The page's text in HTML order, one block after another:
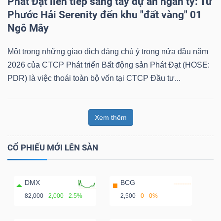
Phước Hải Serenity đến khu "đất vàng" 01
Ngô Mây
Một trong những giao dịch đáng chú ý trong nửa đầu năm
2026 của CTCP Phát triển Bất động sản Phát Đạt (HOSE:
PDR) là việc thoái toàn bộ vốn tại CTCP Đầu tư...
Xem thêm
CỔ PHIẾU MỚI LÊN SÀN
DMX
82,000 2,000 2.5%
BCG
2,500 0 0%